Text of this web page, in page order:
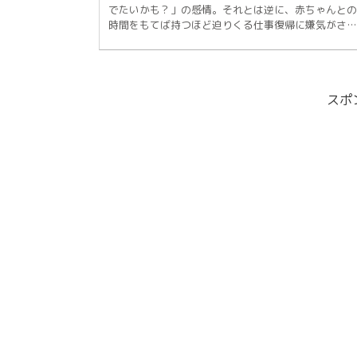
でたいかも？」の感情。それとは逆に、赤ちゃんとの
時間をもてば持つほど迫りくる仕事復帰に嫌気がさし
スポ